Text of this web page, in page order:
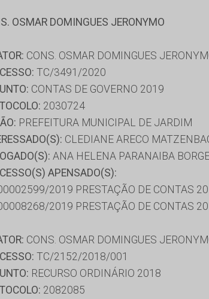
OSMAR DOMINGUES JERONYMO
CONS. OSMAR DOMINGUES
TC/3491/2020
CONTAS DE GOVERNO 2019
2030724
PREFEITURA MUNICIPAL DE JARDIM
CLEDIANE ARECO
ANA HELENA PARANAIBA
APENSADO(S):
2019 PRESTAÇÃO DE CONTAS
2019 PRESTAÇÃO DE CONTAS
CONS. OSMAR DOMINGUES
TC/2152/2018/001
RECURSO ORDINÁRIO 2018
2082085